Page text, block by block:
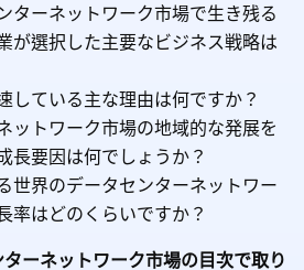
ターネットワーク市場で生き残る
が選択した主要なビジネス戦略は
している主な理由は何ですか？
ットワーク市場の地域的な発展を
長要因は何でしょうか？
世界のデータセンターネットワー
率はどのくらいですか？
ーネットワーク市場の目次で取り